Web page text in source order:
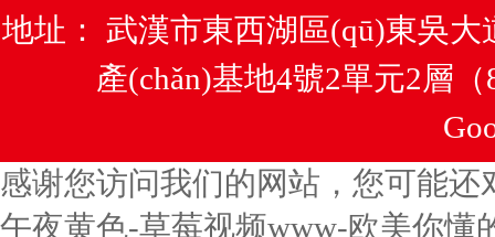
地址： 武漢市東西湖區(qū)東吳大道
產(chǎn)基地4號2單元2層
感谢您访问我们的网站，您可能还
午夜黄色-草莓视频www-欧美你懂